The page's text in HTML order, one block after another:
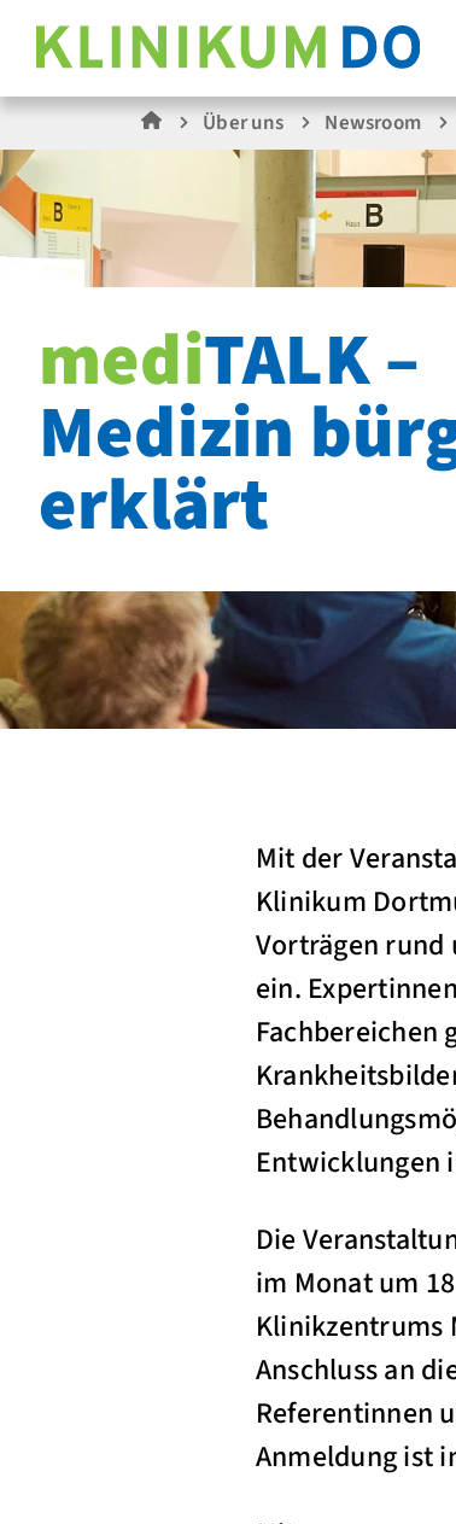
Über uns Newsroom
mediTALK –
Medizin
erklärt
Mit der
Klinikum
Vorträgen rund
ein.
Fachbereichen
Entwicklungen
Die
im Monat um
Klinikzentrums
Anschluss an
Referentinnen
Anmeldung ist